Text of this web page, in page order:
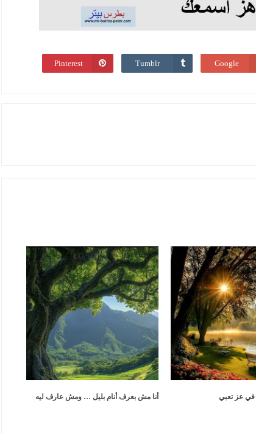
Google
Tumblr
Pinterest
في عز تعبي أنا مش بعرف أنام بليل … ومش عارف ليه